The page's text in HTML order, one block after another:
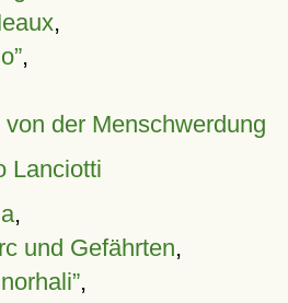
,
,
von der Menschwerdung
Lanciotti
,
und Gefährten,
,